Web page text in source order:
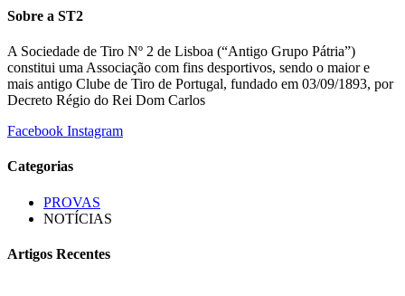
Sobre a ST2
A Sociedade de Tiro Nº 2 de Lisboa (“Antigo Grupo Pátria”)
constitui uma Associação com fins desportivos, sendo o maior e
mais antigo Clube de Tiro de Portugal, fundado em 03/09/1893, por
Decreto Régio do Rei Dom Carlos
Facebook Instagram
Categorias
PROVAS
NOTÍCIAS
Artigos Recentes